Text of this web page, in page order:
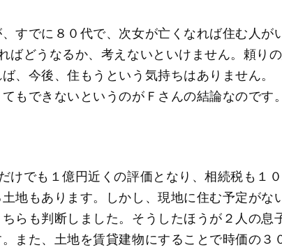
すでに８０代で、次女が亡くなれば住む人が
ばどうなるか、考えないといけません。頼り
、今後、住もうという気持ちはありません。
もできないというのがＦさんの結論なのです。
でも１億円近くの評価となり、相続税も１
地もあります。しかし、現地に住む予定がな
らも判断しました。そうしたほうが２人の息
また、土地を賃貸建物にすることで時価の３